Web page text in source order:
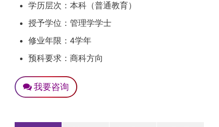
学历层次：本科（普通教育）
授予学位：管理学学士
修业年限：4学年
预科要求：商科方向
我要咨询